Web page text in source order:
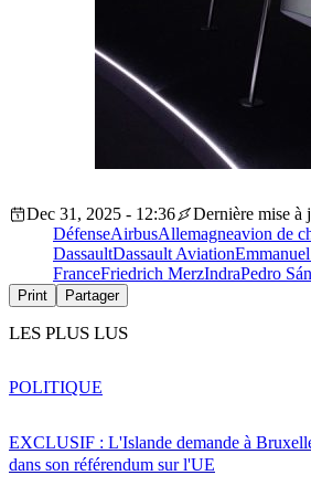
Dec 31, 2025 - 12:36
Dernière mise à
DéfenseAirbusAllemagneavion de
DassaultDassault Aviation
FranceFriedrich MerzIndraPedro
Print Partager
LES PLUS LUS
EXCLUSIF : L'Islande demande à
dans son référendum sur l'UE
POLITIQUE